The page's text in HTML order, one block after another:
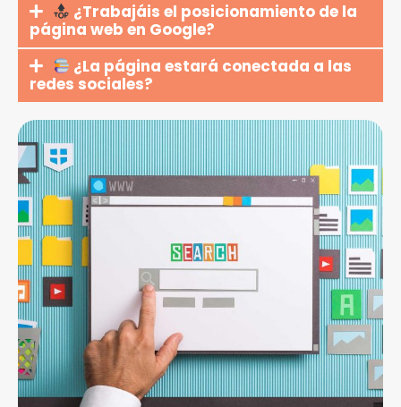
¿Trabajáis el posicionamiento de la
página web en Google?
¿La página estará conectada a las
redes sociales?